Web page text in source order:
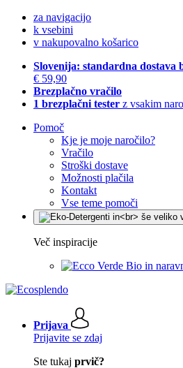
za navigacijo
k vsebini
v nakupovalno košarico
Slovenija: standardna dostava
€ 59,90
Brezplačno vračilo
1 brezplačni tester z vsakim
Pomoč
Kje je moje naročilo?
Vračilo
Stroški dostave
Možnosti plačila
Kontakt
Vse teme pomoči
Več inspiracije
Bio in
Prijava
Prijavite se zdaj
Ste tukaj prvič?